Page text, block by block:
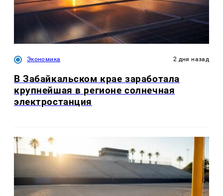
Экономика 2 дня назад
В Забайкальском крае заработала
крупнейшая в регионе солнечная
электростанция